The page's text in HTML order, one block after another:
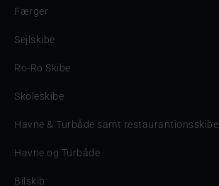
Færger
Sejlskibe
Ro-Ro Skibe
Skoleskibe
Havne & Turbåde samt restaurantionsskibe
Havne og Turbåde
Bilskib